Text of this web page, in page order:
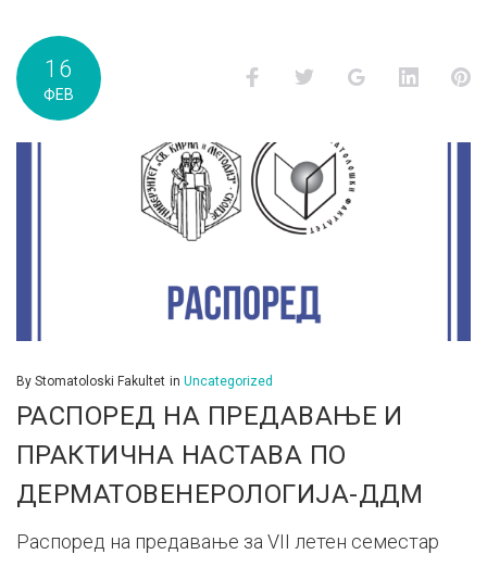
Ден:
д.м.г
16
ФЕВ
FacebookTwitter Google+
By Stomatoloski Fakultet in Uncategorized
РАСПОРЕД НА ПРЕДАВАЊЕ И
ПРАКТИЧНА НАСТАВА ПО
ДЕРМАТОВЕНЕРОЛОГИЈА-ДДМ
Распоред на предавање за VII летен семестар